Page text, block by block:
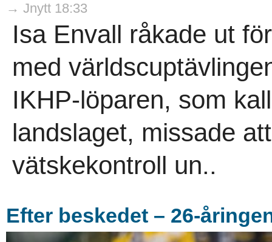
→ Jnytt 18:33
Isa Envall råkade ut
med
IKHP-löparen, som
landslaget, missade
vätskekontroll un..
Efter beskedet – 26-